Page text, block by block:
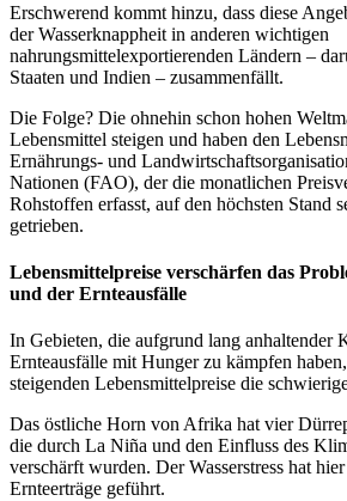
Erschwerend kommt hinzu, dass diese
der Wasserknappheit in anderen wichtigen
nahrungsmittelexportierenden Ländern –
Staaten und Indien – zusammenfällt.
Die Folge? Die ohnehin schon hohen
Lebensmittel steigen und haben den
Ernährungs- und
Nationen (FAO), der die monatlichen
Rohstoffen erfasst, auf den höchsten Stand
getrieben.
Lebensmittelpreise verschärfen das
und der Ernteausfälle
In Gebieten, die aufgrund lang anhaltender
Ernteausfälle mit Hunger zu kämpfen
steigenden Lebensmittelpreise die
Das östliche Horn von Afrika hat vier
die durch La Niña und den Einfluss des
verschärft wurden. Der Wasserstress hat
Ernteerträge geführt.